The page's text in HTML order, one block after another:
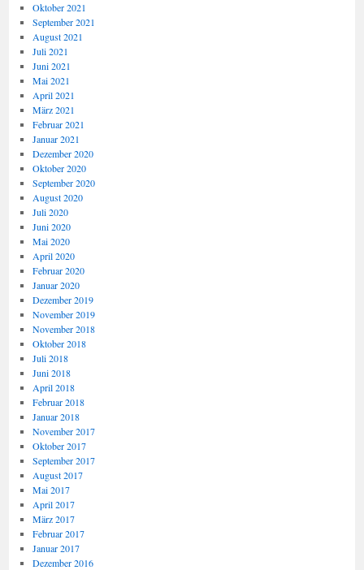
Oktober 2021
September 2021
August 2021
Juli 2021
Juni 2021
Mai 2021
April 2021
März 2021
Februar 2021
Januar 2021
Dezember 2020
Oktober 2020
September 2020
August 2020
Juli 2020
Juni 2020
Mai 2020
April 2020
Februar 2020
Januar 2020
Dezember 2019
November 2019
November 2018
Oktober 2018
Juli 2018
Juni 2018
April 2018
Februar 2018
Januar 2018
November 2017
Oktober 2017
September 2017
August 2017
Mai 2017
April 2017
März 2017
Februar 2017
Januar 2017
Dezember 2016